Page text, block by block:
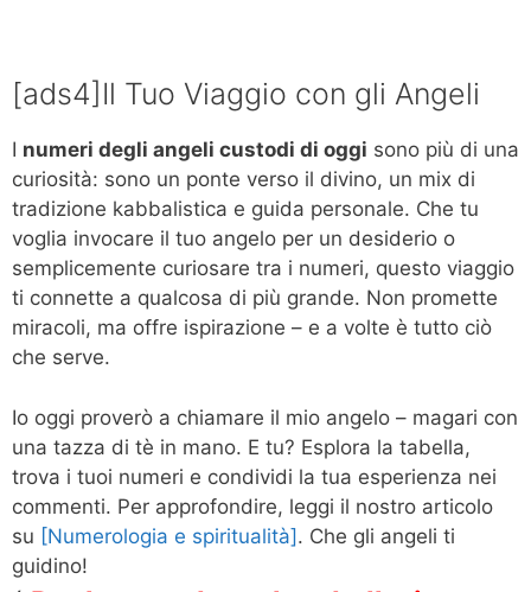
[ads4]Il Tuo Viaggio con gli Angeli
I numeri degli angeli custodi di oggi sono più di una
curiosità: sono un ponte verso il divino, un mix di
tradizione kabbalistica e guida personale. Che tu
voglia invocare il tuo angelo per un desiderio o
semplicemente curiosare tra i numeri, questo viaggio
ti connette a qualcosa di più grande. Non promette
miracoli, ma offre ispirazione – e a volte è tutto ciò
che serve.
Io oggi proverò a chiamare il mio angelo – magari con
una tazza di tè in mano. E tu? Esplora la tabella,
trova i tuoi numeri e condividi la tua esperienza nei
commenti. Per approfondire, leggi il nostro articolo
su [Numerologia e spiritualità]. Che gli angeli ti
guidino!